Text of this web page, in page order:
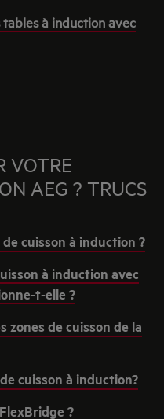
à induction avec
VOTRE
AEG ? TRUCS
cuisson à induction ?
à induction avec
t-elle ?
zones de cuisson de la
cuisson à induction?
?